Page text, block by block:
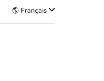
🌎 Français